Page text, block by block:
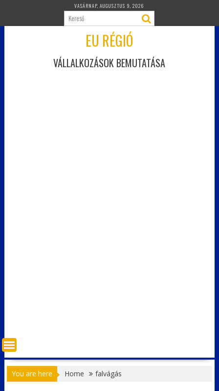
content
VASÁRNAP, AUGUSZTUS 9, 2026
EU RÉGIÓ
VÁLLALKOZÁSOK BEMUTATÁSA
You are here Home falvágás